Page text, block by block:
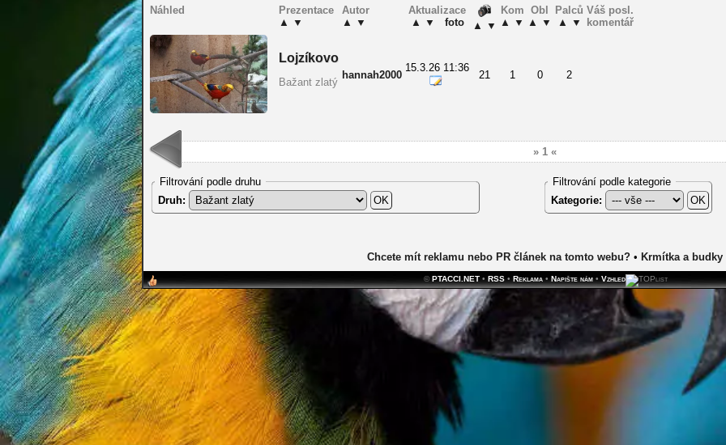
Náhled
Prezentace
▲ ▼
Autor
▲ ▼
Aktualizace
▲ ▼ foto ▲ ▼
Kom
▲ ▼
Obl
▲ ▼
Palců
▲ ▼
Váš posl.
komentář
Lojzíkovo
Bažant zlatý
hannah2000
15.3.26 11:36
21 1 0 2
» 1 «
Filtrování podle druhu
Druh:
Filtrování podle kategorie
Kategorie:
Chcete mít reklamu nebo PR článek na tomto webu?• Krmítka a budky
©PTACCI.NET • RSS • Reklama • Napište nám • Vzhled